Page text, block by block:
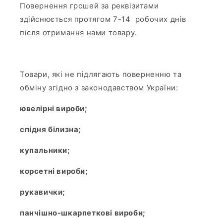
Повернення грошей за реквізитами
здійснюється протягом 7-14 робочих днів
після отримання нами товару.
Товари, які не підлягають поверненню та
обміну згідно з законодавством України:
ювелірні вироби;
спідня білизна;
купальники;
корсетні вироби;
рукавички;
панчішно-шкарпеткові вироби;